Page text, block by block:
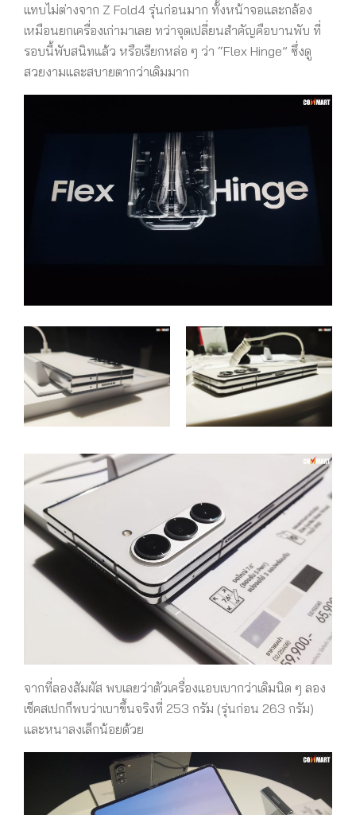
แทบไม่ต่างจาก Z Fold4 รุ่นก่อนมาก ทั้งหน้าจอและกล้อง
เหมือนยกเครื่องเก่ามาเลย ทว่าจุดเปลี่ยนสำคัญคือบานพับ ที่
รอบนี้พับสนิทแล้ว หรือเรียกหล่อ ๆ ว่า “Flex Hinge” ซึ่งดู
สวยงามและสบายตากว่าเดิมมาก
จากที่ลองสัมผัส พบเลยว่าตัวเครื่องแอบเบากว่าเดิมนิด ๆ ลอง
เช็คสเปกก็พบว่าเบาขึ้นจริงที่ 253 กรัม (รุ่นก่อน 263 กรัม)
และหนาลงเล็กน้อยด้วย